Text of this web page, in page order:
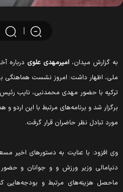
گزارش میدان،امیرمهدی علویدرباره
اظهار داشت: امروز نشست هماهنگی
با حضور مهدی محمدنبی، نایب رئیس
شد و برنامه‌های مرتبط با این اردو و
تبادل نظر حاضران قرار گرفت‌.
افزود: با عنایت به دستورهای اخیر
وزیر ورزش و و جوانان و حضور
هزینه‌های مرتبط و بودجه‌هایی که